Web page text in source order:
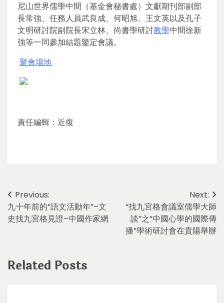
尼山世界儒學中間（基金會秘書處）文獻期刊部副部
長常強、任務人員武良成、何昭旭、王文英以及孔子
文明研討院副院長宋立林、尚書學研討教學中間徐新
強等一同參加結題鑒定會議。
聚會場地
責任編輯：近復
Post
navigation
Previous:
九十年前的“語文活動年”–文
史找九宮格見證–中國作家網
Next:
“找九宮格會議室儒學大師
談”之“中國心學的國際傳
播”學術研討會在貴陽舉辦
Related Posts